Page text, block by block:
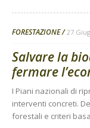
FORESTAZIONE 27
Salvare la
fermare
I Piani nazionali di
interventi concreti.
forestali e criteri